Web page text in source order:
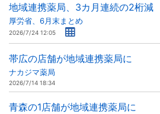
地域連携薬局、3カ月連続の2桁減
厚労省、6月末まとめ
2026/7/24 12:05
帯広の店舗が地域連携薬局に
ナカジマ薬局
2026/7/14 18:34
青森の1店舗が地域連携薬局に